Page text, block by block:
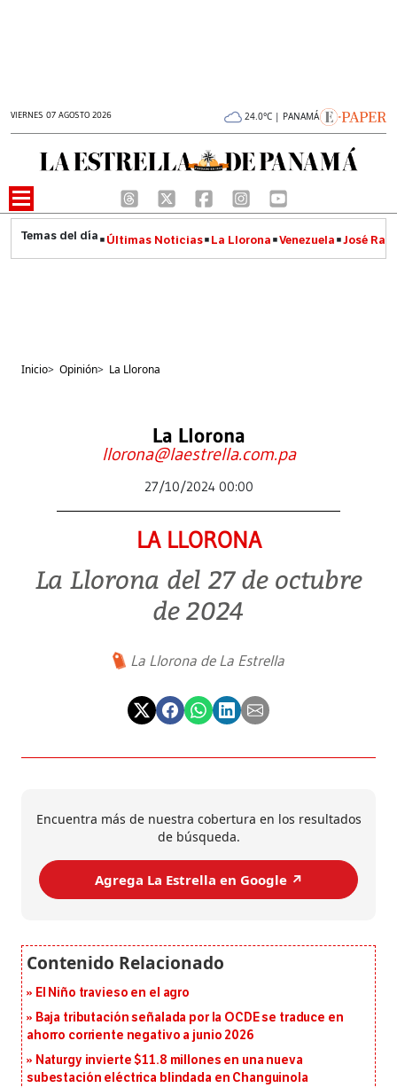
VIERNES 07 AGOSTO 2026 24.0°C | PANAMÁ
Últimas Noticias La Llorona Venezuela José
Inicio> Opinión> La Llorona
La Llorona
llorona@laestrella.com.pa
27/10/2024 00:00
LA LLORONA
La Llorona del 27 de octubre
de 2024
La Llorona de La Estrella
Encuentra más de nuestra cobertura en los resultados
de búsqueda.
Agrega La Estrella en Google ↗️
El Niño travieso en el agro
Baja tributación señalada por la OCDE se traduce en
ahorro corriente negativo a junio 2026
Naturgy invierte $11.8 millones en una nueva
subestación eléctrica blindada en Changuinola